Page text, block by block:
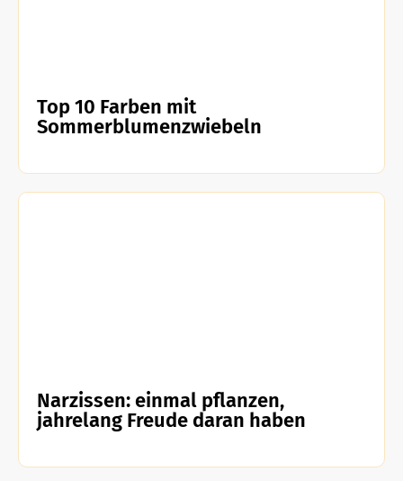
Top 10 Farben mit
Sommerblumenzwiebeln
Narzissen: einmal pflanzen,
jahrelang Freude daran haben